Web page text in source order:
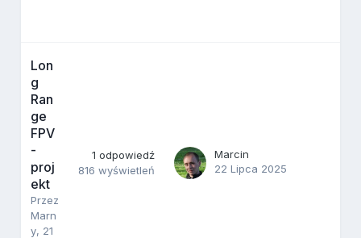
Lon
g
Ran
ge
FPV
-
proj
ekt
Przez
Marn
y, 21
1 odpowiedź
816 wyświetleń
Marcin
22 Lipca 2025